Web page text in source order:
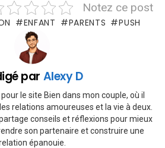
Notez ce post
ENFANT PARENTS PUSH
par Alexy D
le site Bien dans mon couple, où il
relations amoureuses et la vie à deux.
conseils et réflexions pour mieux
son partenaire et construire une
épanouie.